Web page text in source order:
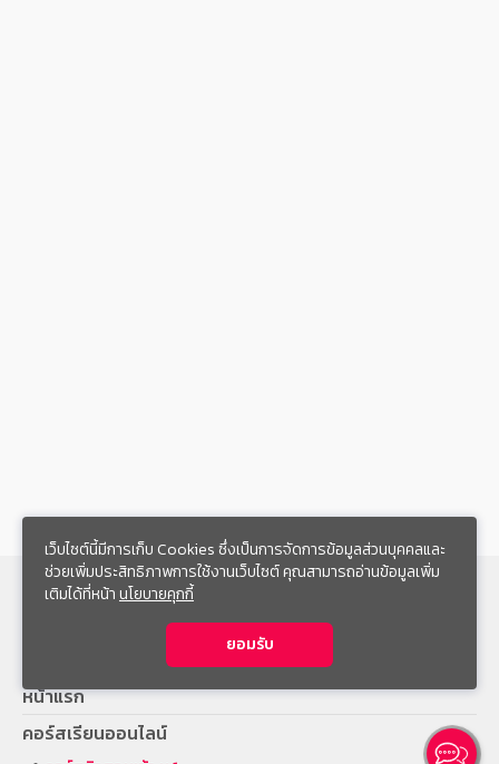
เว็บไซต์นี้มีการเก็บ Cookies ซึ่งเป็นการจัดการข้อมูลส่วนบุคคลและ
ช่วยเพิ่มประสิทธิภาพการใช้งานเว็บไซต์ คุณสามารถอ่านข้อมูลเพิ่ม
เติมได้ที่หน้านโยบายคุกกี้
ยอมรับ
สมัครเรียนคอร์สออนไลน์
หน้าแรก
คอร์สเรียนออนไลน์